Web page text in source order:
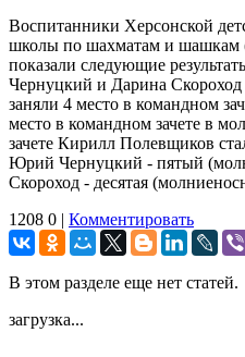
Воспитанники Херсонской
школы по шахматам и шашкам
показали следующие
Чернуцкий и Дарина
заняли 4 место в командном
место в командном зачете в
зачете Кирилл Полевщиков
Юрий Чернуцкий - пятый
Скороход - десятая
1208 0 | Комментировать
В этом разделе еще нет статей.
загрузка...